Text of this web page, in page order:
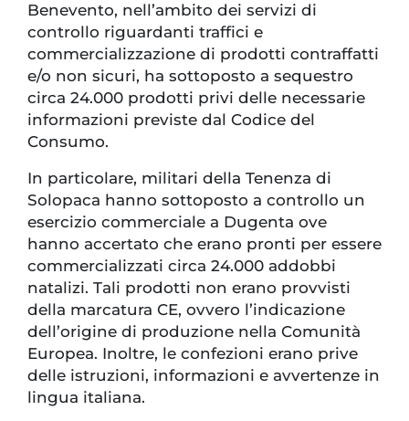
Benevento, nell’ambito dei servizi di
controllo riguardanti traffici e
commercializzazione di prodotti contraffatti
e/o non sicuri, ha sottoposto a sequestro
circa 24.000 prodotti privi delle necessarie
informazioni previste dal Codice del
Consumo.
In particolare, militari della Tenenza di
Solopaca hanno sottoposto a controllo un
esercizio commerciale a Dugenta ove
hanno accertato che erano pronti per essere
commercializzati circa 24.000 addobbi
natalizi. Tali prodotti non erano provvisti
della marcatura CE, ovvero l’indicazione
dell’origine di produzione nella Comunità
Europea. Inoltre, le confezioni erano prive
delle istruzioni, informazioni e avvertenze in
lingua italiana.